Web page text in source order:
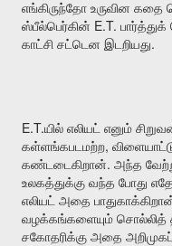
எங்கிருந்தோ உருவின கதை
ஸ்பீல்பெர்கின் E.T. பார்த்துக்
காட்சி சட்டென இடறியது.
E.T.யில் எலியட் எனும்
கள்ளங்கபடமற்ற,
கண்டடைகிறான். அந்த
உலகத்துக்கு வந்த போது
எலியட் அதை
வழக்கங்களையும் சொல்லித்
சகோதரிக்கு அதை